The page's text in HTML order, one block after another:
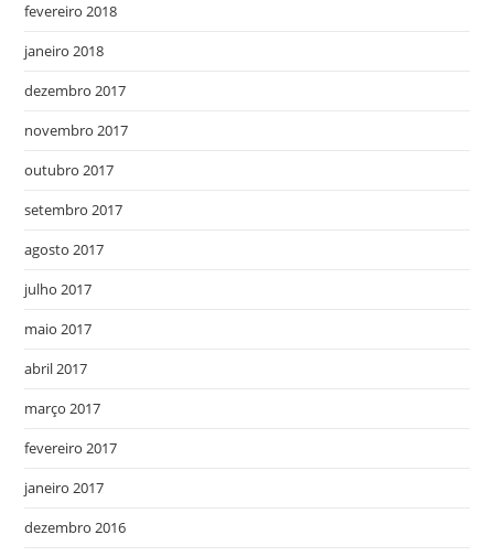
fevereiro 2018
janeiro 2018
dezembro 2017
novembro 2017
outubro 2017
setembro 2017
agosto 2017
julho 2017
maio 2017
abril 2017
março 2017
fevereiro 2017
janeiro 2017
dezembro 2016